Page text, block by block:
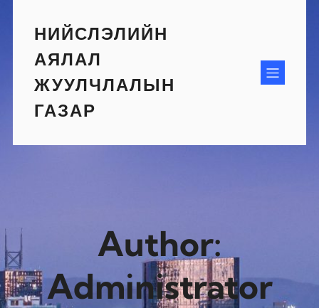
contentНИЙСЛЭЛИЙН
АЯЛАЛ
ЖУУЛЧЛАЛЫН
ГАЗАР
Author:
Administrator